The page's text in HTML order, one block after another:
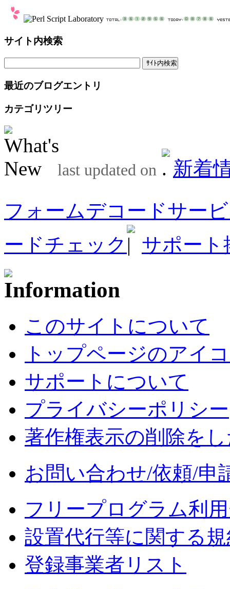
サイト内検索
最近のブログエントリ
カテゴリツリー
last updated on
新着
フォームデコードサー
ードチェック
サポート
このサイトについて
トップページのアイ
サポートについて
プライバシーポリシー
著作権表示の削除を
お問い合わせ/依頼/申
フリープログラム利
設置代行等に関する
登録事業者リスト